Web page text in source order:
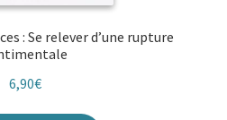
: Se relever d’une rupture
6,90€